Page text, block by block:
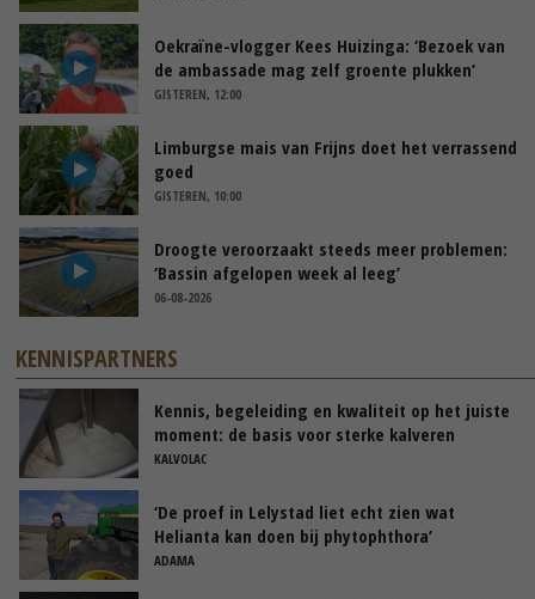
Oekraïne-vlogger Kees Huizinga: ‘Bezoek van
de ambassade mag zelf groente plukken’
GISTEREN, 12:00
Limburgse mais van Frijns doet het verrassend
goed
GISTEREN, 10:00
Droogte veroorzaakt steeds meer problemen:
‘Bassin afgelopen week al leeg’
06-08-2026
KENNISPARTNERS
Kennis, begeleiding en kwaliteit op het juiste
moment: de basis voor sterke kalveren
KALVOLAC
‘De proef in Lelystad liet echt zien wat
Helianta kan doen bij phytophthora’
ADAMA